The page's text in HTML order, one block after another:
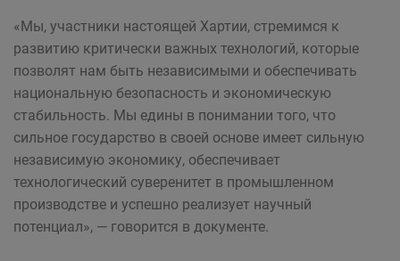
«Мы, участники настоящей Хартии, стремимся к
развитию критически важных технологий, которые
позволят нам быть независимыми и обеспечивать
национальную безопасность и экономическую
стабильность. Мы едины в понимании того, что
сильное государство в своей основе имеет сильную
независимую экономику, обеспечивает
технологический суверенитет в промышленном
производстве и успешно реализует научный
потенциал», — говорится в документе.